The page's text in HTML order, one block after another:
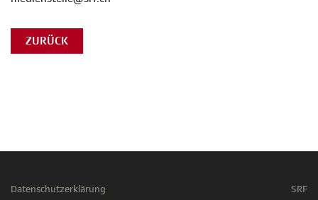
ZURÜCK
Datenschutzerklärung SRF